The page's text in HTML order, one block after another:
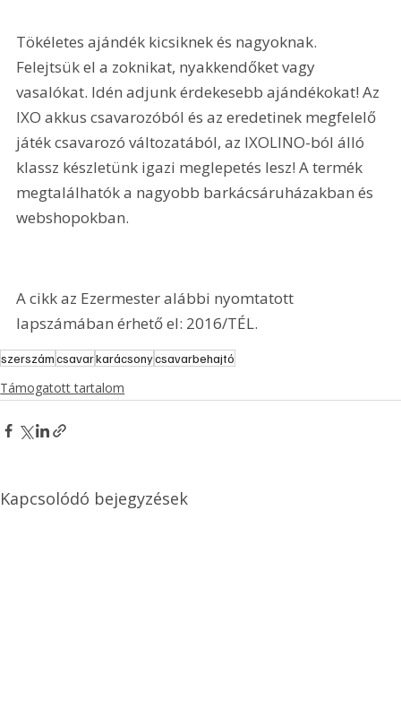
Tökéletes ajándék kicsiknek és nagyoknak.
Felejtsük el a zoknikat, nyakkendőket vagy
vasalókat. Idén adjunk érdekesebb ajándékokat! Az
IXO akkus csavarozóból és az eredetinek megfelelő
játék csavarozó változatából, az IXOLINO-ból álló
klassz készletünk igazi meglepetés lesz! A termék
megtalálhatók a nagyobb barkácsáruházakban és
webshopokban.
A cikk az Ezermester alábbi nyomtatott
lapszámában érhető el: 2016/TÉL.
szerszámcsavarkarácsonycsavarbehajtó
Támogatott tartalom
Kapcsolódó bejegyzések